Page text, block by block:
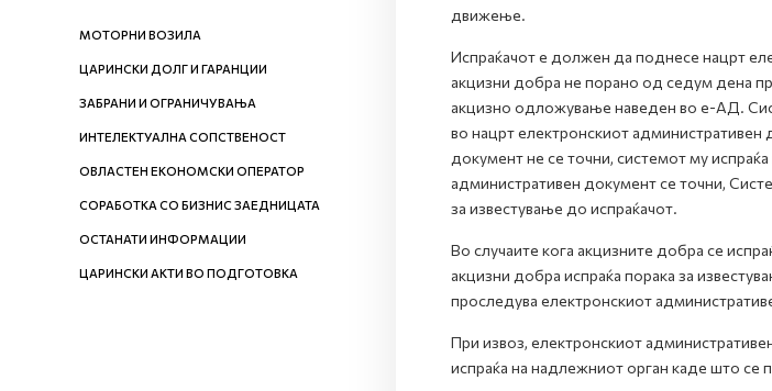
МОТОРНИ ВОЗИЛА
ЦАРИНСКИ ДОЛГ И ГАРАНЦИИ
ЗАБРАНИ И ОГРАНИЧУВАЊА
ИНТЕЛЕКТУАЛНА СОПСТВЕНОСТ
ОВЛАСТЕН ЕКОНОМСКИ ОПЕРАТОР
СОРАБОТКА СО БИЗНИС ЗАЕДНИЦАТА
ОСТАНАТИ ИНФОРМАЦИИ
ЦАРИНСКИ АКТИ ВО ПОДГОТОВКА
движење.
Испраќачот е должен да поднесе нацрт
акцизни добра не порано од седум дена
акцизно одложување наведен во е-АД.
во нацрт електронскиот
документ не се точни, системот му
административен документ се точни,
за известување до испраќачот.
Во случаите кога акцизните добра се
акцизни добра испраќа порака за
проследува електронскиот
При извоз, електронскиот
испраќа на надлежниот орган каде што се